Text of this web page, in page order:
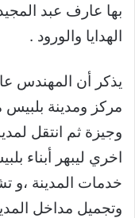
بها عارف عبد
الهدايا والورود .
يذكر أن المهندس
مركز ومدينة
وجيزة ثم انتقل
اخري ليبهر أبناء
خدمات المدينة ،و
وتجميل مداخل